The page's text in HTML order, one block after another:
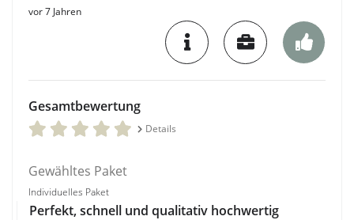
vor 7 Jahren
Gesamtbewertung
Details
Gewähltes Paket
Individuelles Paket
Perfekt, schnell und qualitativ hochwertig